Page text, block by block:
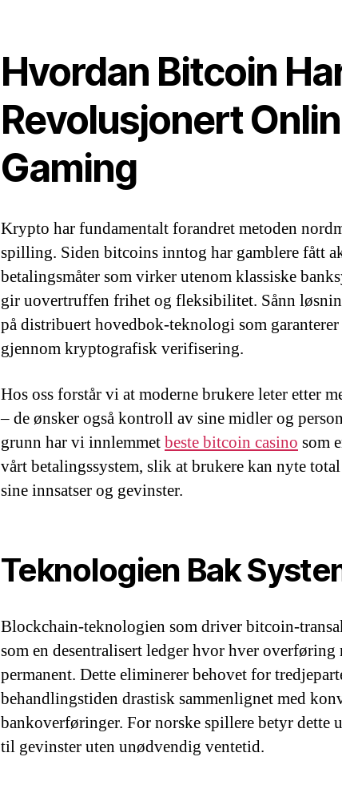
Hvordan Bitcoin
Revolusjonert
Gaming
Krypto har fundamentalt forandret metoden
spilling. Siden bitcoins inntog har gamblere fått
betalingsmåter som virker utenom klassiske
gir uovertruffen frihet og fleksibilitet. Sånn
på distribuert hovedbok-teknologi som
gjennom kryptografisk verifisering.
Hos oss forstår vi at moderne brukere leter etter
– de ønsker også kontroll av sine midler og
grunn har vi innlemmet beste bitcoin casino som
vårt betalingssystem, slik at brukere kan nyte
sine innsatser og gevinster.
Teknologien Bak
Blockchain-teknologien som driver bitcoin-
som en desentralisert ledger hvor hver overføring
permanent. Dette eliminerer behovet for
behandlingstiden drastisk sammenlignet med
bankoverføringer. For norske spillere betyr dette
til gevinster uten unødvendig ventetid.